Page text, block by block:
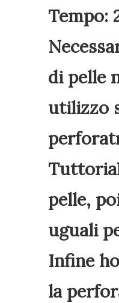
Tempo:
di pelle
utilizzo
pelle,
uguali
Infine
la